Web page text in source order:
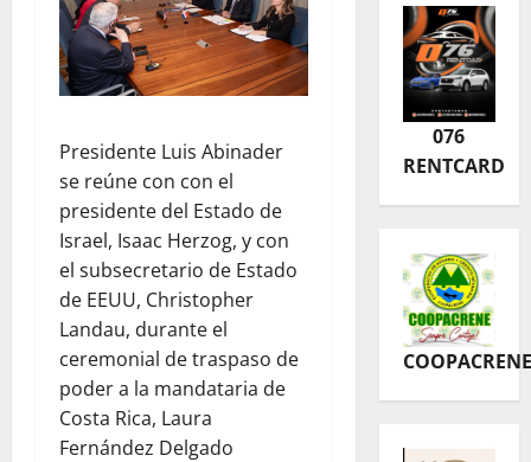
Presidente Luis Abinader
se reúne con con el
presidente del Estado de
Israel, Isaac Herzog, y con
el subsecretario de Estado
de EEUU, Christopher
Landau, durante el
ceremonial de traspaso de
poder a la mandataria de
Costa Rica, Laura
Fernández Delgado
076
RENTCARD
COOPACRENE